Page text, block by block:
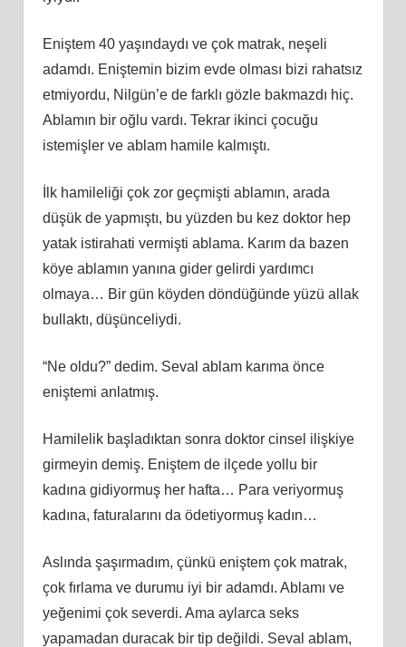
Eniştem 40 yaşındaydı ve çok matrak, neşeli
adamdı. Eniştemin bizim evde olması bizi rahatsız
etmiyordu, Nilgün’e de farklı gözle bakmazdı hiç.
Ablamın bir oğlu vardı. Tekrar ikinci çocuğu
istemişler ve ablam hamile kalmıştı.
İlk hamileliği çok zor geçmişti ablamın, arada
düşük de yapmıştı, bu yüzden bu kez doktor hep
yatak istirahati vermişti ablama. Karım da bazen
köye ablamın yanına gider gelirdi yardımcı
olmaya… Bir gün köyden döndüğünde yüzü allak
bullaktı, düşünceliydi.
“Ne oldu?” dedim. Seval ablam karıma önce
eniştemi anlatmış.
Hamilelik başladıktan sonra doktor cinsel ilişkiye
girmeyin demiş. Eniştem de ilçede yollu bir
kadına gidiyormuş her hafta… Para veriyormuş
kadına, faturalarını da ödetiyormuş kadın…
Aslında şaşırmadım, çünkü eniştem çok matrak,
çok fırlama ve durumu iyi bir adamdı. Ablamı ve
yeğenimi çok severdi. Ama aylarca seks
yapamadan duracak bir tip değildi. Seval ablam,